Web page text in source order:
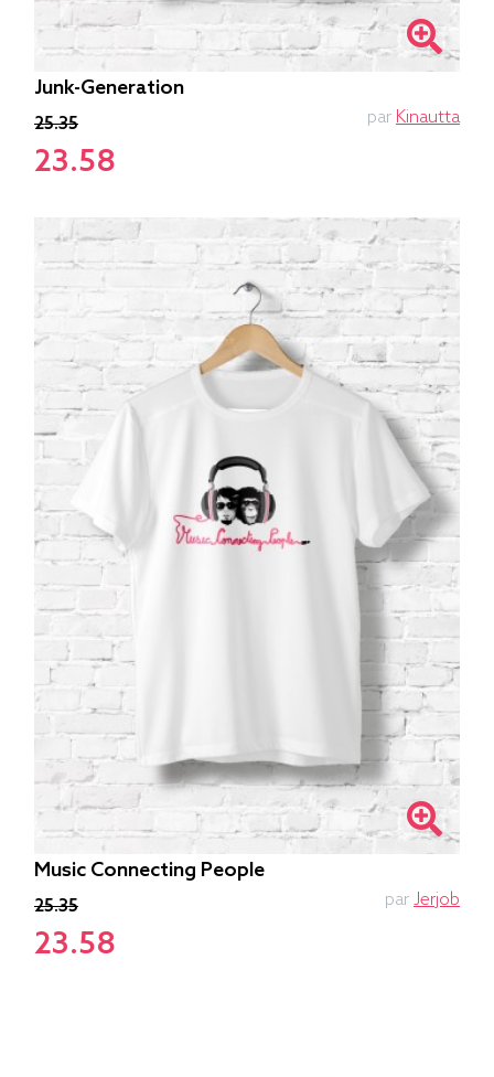
Junk-Generation
25.35
23.58
par Kinautta
Music Connecting People
25.35
23.58
par Jerjob